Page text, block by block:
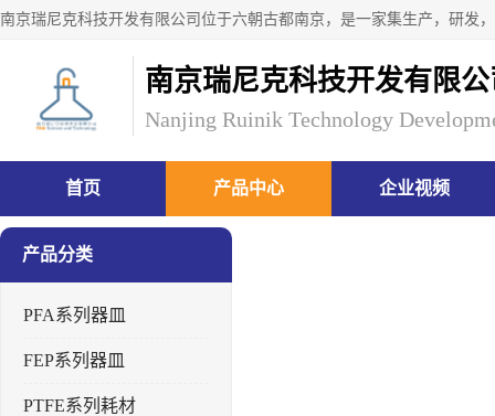
南京瑞尼克科技开发有限
Nanjing Ruinik Technology
首页 产品中心 企业视频
产品分类
PFA系列器皿
FEP系列器皿
PTFE系列耗材